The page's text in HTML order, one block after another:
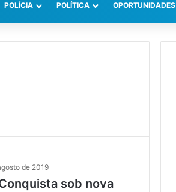
POLÍCIA POLÍTICA OPORTUNIDADES
de 2019
sob nova